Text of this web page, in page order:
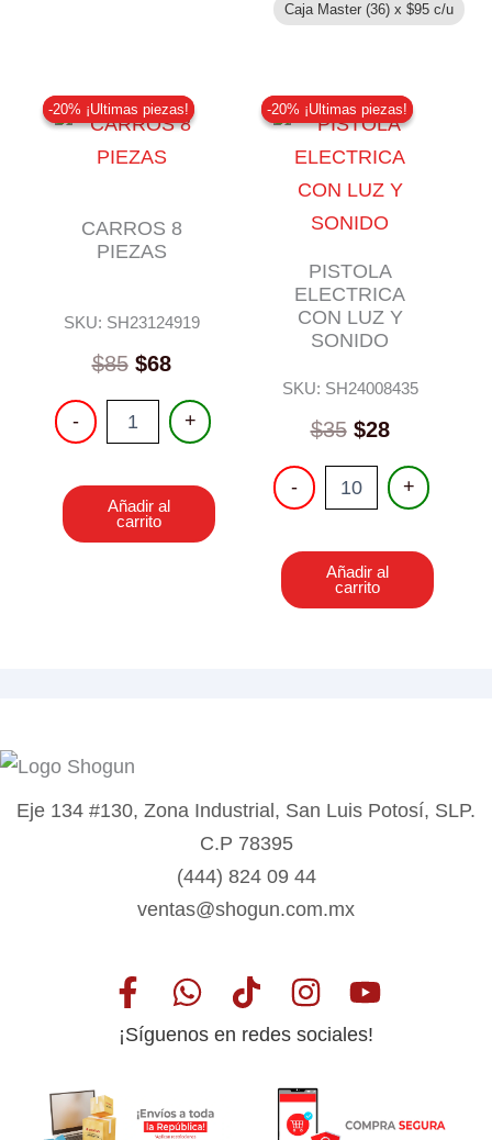
Caja Master (36) x $95 c/u
-20% ¡Ultimas piezas!
CARROS 8
PIEZAS
SKU: SH23124919
$85 Original
was:
$85.
$68Current
is:
$68.
-
CARROS
8
+
Añadir al
carrito
-20% ¡Ultimas piezas! -20% ¡Ultimas piezas!
PISTOLA
ELECTRICA
CON LUZ Y
SONIDO
SKU: SH24008435
$35 Original
was:
$35.
$28Current
is:
$28.
-
PISTOLA
ELECTRICA
Y
SONIDO
cantidad
+
Añadir al
carrito
-20% ¡Ultimas piezas!
Eje 134 #130, Zona Industrial, San Luis Potosí, SLP.
C.P 78395
(444) 824 09 44
ventas@shogun.com.mx
¡Síguenos en redes sociales!